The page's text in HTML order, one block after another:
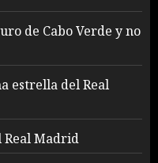
de Cabo Verde y no
estrella del Real
Real Madrid